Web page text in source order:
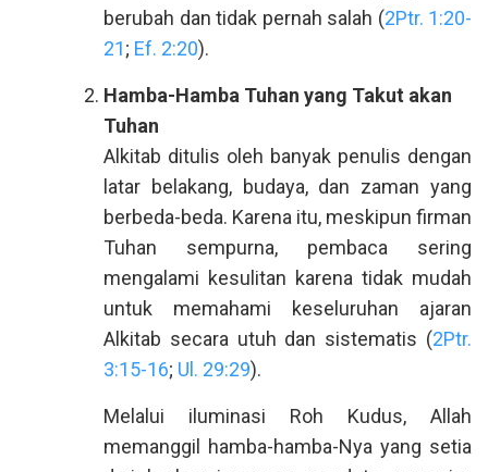
berubah dan tidak pernah salah (2Ptr. 1:20-
21; Ef. 2:20).
Hamba-Hamba Tuhan yang Takut akan
Tuhan
Alkitab ditulis oleh banyak penulis dengan
latar belakang, budaya, dan zaman yang
berbeda-beda. Karena itu, meskipun firman
Tuhan sempurna, pembaca sering
mengalami kesulitan karena tidak mudah
untuk memahami keseluruhan ajaran
Alkitab secara utuh dan sistematis (2Ptr.
3:15-16; Ul. 29:29).
Melalui iluminasi Roh Kudus, Allah
memanggil hamba-hamba-Nya yang setia